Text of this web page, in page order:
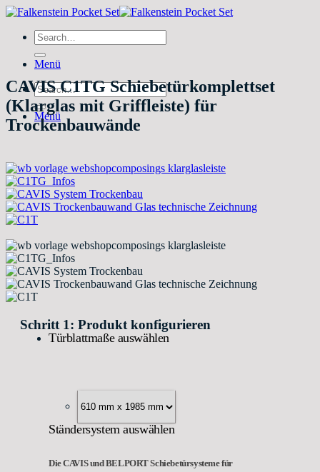
Zum
springenSearch
for:
Menü
Search
for:
Menü
CAVIS C1TG Schiebetürkomplettset
(Klarglas mit Griffleiste) für
Trockenbauwände
Schritt 1: Produkt konfigurieren
Türblattmaße auswählen
Ständersystem auswählen
Die CAVIS und BELPORT Schiebetürsysteme für